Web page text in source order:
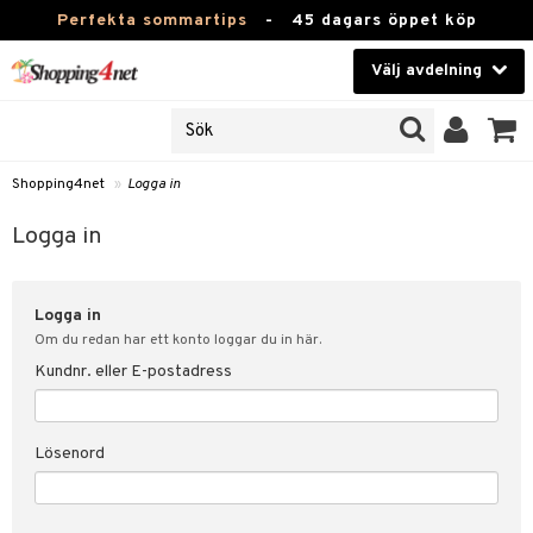
Perfekta sommartips - 45 dagars öppet köp
Välj avdelning
Kontaktlinser
Hälsokost
Fitness
Hem & Inredning
Leksaker, Barn & Baby
Varumärken
Shopping4net » Logga in
Logga in
Logga in
Om du redan har ett konto loggar du in här.
Kundnr. eller E-postadress
Lösenord
svar